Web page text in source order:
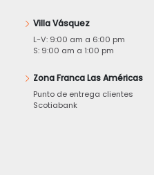
Villa Vásquez
L-V: 9:00 am a 6:00 pm
S: 9:00 am a 1:00 pm
Zona Franca Las Américas
Punto de entrega clientes
Scotiabank